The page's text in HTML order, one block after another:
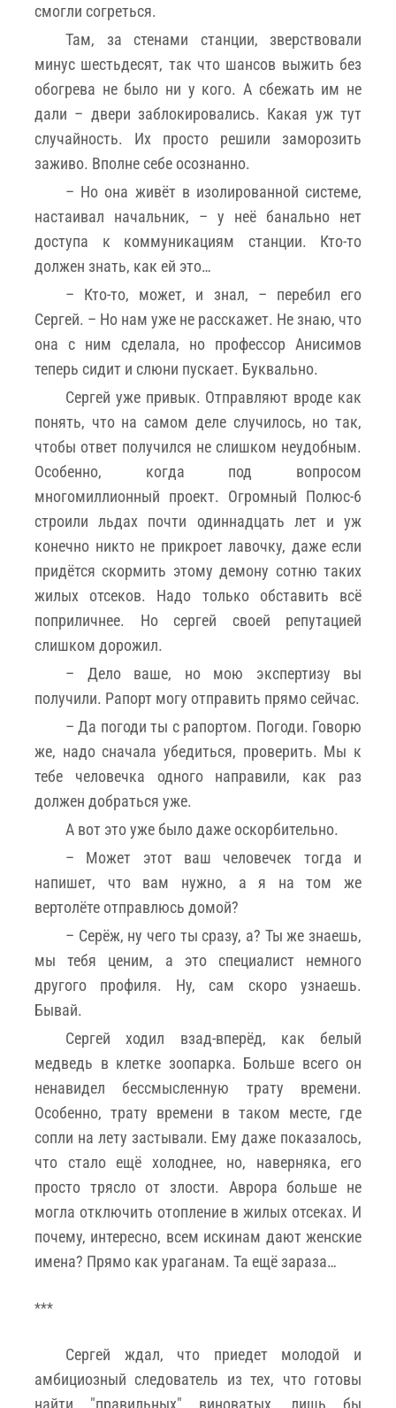
смогли согреться.
Там, за стенами станции, зверствовали
минус шестьдесят, так что шансов выжить без
обогрева не было ни у кого. А сбежать им не
дали – двери заблокировались. Какая уж тут
случайность. Их просто решили заморозить
заживо. Вполне себе осознанно.
– Но она живёт в изолированной системе,
настаивал начальник, – у неё банально нет
доступа к коммуникациям станции. Кто-то
должен знать, как ей это…
– Кто-то, может, и знал, – перебил его
Сергей. – Но нам уже не расскажет. Не знаю, что
она с ним сделала, но профессор Анисимов
теперь сидит и слюни пускает. Буквально.
Сергей уже привык. Отправляют вроде как
понять, что на самом деле случилось, но так,
чтобы ответ получился не слишком неудобным.
Особенно, когда под вопросом
многомиллионный проект. Огромный Полюс-6
строили льдах почти одиннадцать лет и уж
конечно никто не прикроет лавочку, даже если
придётся скормить этому демону сотню таких
жилых отсеков. Надо только обставить всё
поприличнее. Но сергей своей репутацией
слишком дорожил.
– Дело ваше, но мою экспертизу вы
получили. Рапорт могу отправить прямо сейчас.
– Да погоди ты с рапортом. Погоди. Говорю
же, надо сначала убедиться, проверить. Мы к
тебе человечка одного направили, как раз
должен добраться уже.
А вот это уже было даже оскорбительно.
– Может этот ваш человечек тогда и
напишет, что вам нужно, а я на том же
вертолёте отправлюсь домой?
– Серёж, ну чего ты сразу, а? Ты же знаешь,
мы тебя ценим, а это специалист немного
другого профиля. Ну, сам скоро узнаешь.
Бывай.
Сергей ходил взад-вперёд, как белый
медведь в клетке зоопарка. Больше всего он
ненавидел бессмысленную трату времени.
Особенно, трату времени в таком месте, где
сопли на лету застывали. Ему даже показалось,
что стало ещё холоднее, но, наверняка, его
просто трясло от злости. Аврора больше не
могла отключить отопление в жилых отсеках. И
почему, интересно, всем искинам дают женские
имена? Прямо как ураганам. Та ещё зараза…
***
Сергей ждал, что приедет молодой и
амбициозный следователь из тех, что готовы
найти "правильных" виноватых, лишь бы